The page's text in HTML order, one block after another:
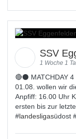
SSV
1 Woche 1
🔴⚫ MATCHDAY
01.08. wollen wir
Anpfiff: 16.00 Uhr
ersten bis zur
#landesligasüdost